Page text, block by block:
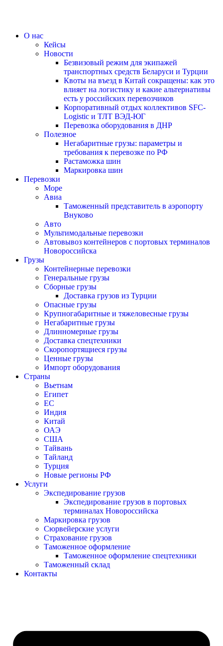
О нас
Кейсы
Новости
Безвизовый режим для экипажей
транспортных средств Беларуси и Турции
Квоты на въезд в Китай сокращены: как это
влияет на логистику и какие альтернативы
есть у российских перевозчиков
Корпоративный отдых коллективов SFC-
Logistic и ТЛТ ВЭД-ЮГ
Перевозка оборудования в ДНР
Полезное
Негабаритные грузы: параметры и
требования к перевозке по РФ
Растаможка шин
Маркировка шин
Перевозки
Море
Авиа
Таможенный представитель в аэропорту
Внуково
Авто
Мультимодальные перевозки
Автовывоз контейнеров с портовых терминалов
Новороссийска
Грузы
Контейнерные перевозки
Генеральные грузы
Сборные грузы
Доставка грузов из Турции
Опасные грузы
Крупногабаритные и тяжеловесные грузы
Негабаритные грузы
Длинномерные грузы
Доставка спецтехники
Скоропортящиеся грузы
Ценные грузы
Импорт оборудования
Страны
Вьетнам
Египет
ЕС
Индия
Китай
ОАЭ
США
Тайвань
Тайланд
Турция
Новые регионы РФ
Услуги
Экспедирование грузов
Экспедирование грузов в портовых
терминалах Новороссийска
Маркировка грузов
Сюрвейерские услуги
Страхование грузов
Таможенное оформление
Таможенное оформление спецтехники
Таможенный склад
Контакты